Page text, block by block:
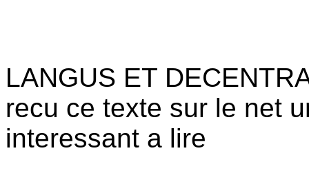
LANGUS ET
recu ce texte sur le net
interessant a lire